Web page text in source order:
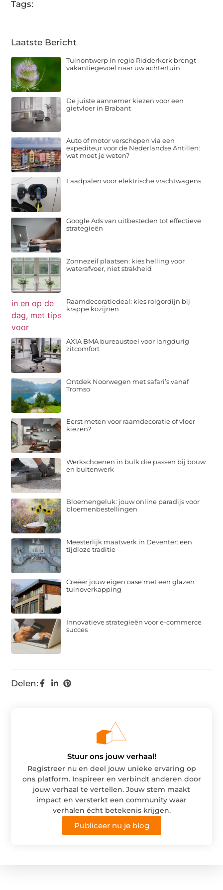
Tags:
Delen:
Laatste Bericht
Tuinontwerp in regio Ridderkerk brengt
vakantiegevoel naar uw achtertuin
De juiste aannemer kiezen voor een
gietvloer in Brabant
Auto of motor verschepen via een
expediteur voor de Nederlandse Antillen:
wat moet je weten?
Laadpalen voor elektrische vrachtwagens
Google Ads van uitbesteden tot effectieve
strategieën
Zonnezeil plaatsen: kies helling voor
waterafvoer, niet strakheid
Raamdecoratiedeal: kies rolgordijn bij
krappe kozijnen
AXIA BMA bureaustoel voor langdurig
zitcomfort
Ontdek Noorwegen met safari’s vanaf
Tromso
Eerst meten voor raamdecoratie of vloer
kiezen?
Werkschoenen in bulk die passen bij bouw
en buitenwerk
Bloemengeluk: jouw online paradijs voor
bloemenbestellingen
Meesterlijk maatwerk in Deventer: een
tijdloze traditie
Creëer jouw eigen oase met een glazen
tuinoverkapping
Innovatieve strategieën voor e-commerce
succes
Stuur ons jouw verhaal!
Registreer nu en deel jouw unieke ervaring op
ons platform. Inspireer en verbindt anderen door
jouw verhaal te vertellen. Jouw stem maakt
impact en versterkt een community waar
verhalen écht betekenis krijgen.
Publiceer nu je blog